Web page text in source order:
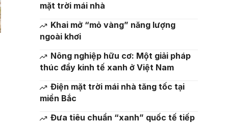
mặt trời mái nhà
Khai mở “mỏ vàng” năng lượng
ngoài khơi
Nông nghiệp hữu cơ: Một giải pháp
thúc đẩy kinh tế xanh ở Việt Nam
Điện mặt trời mái nhà tăng tốc tại
miền Bắc
Đưa tiêu chuẩn “xanh” quốc tế tiếp